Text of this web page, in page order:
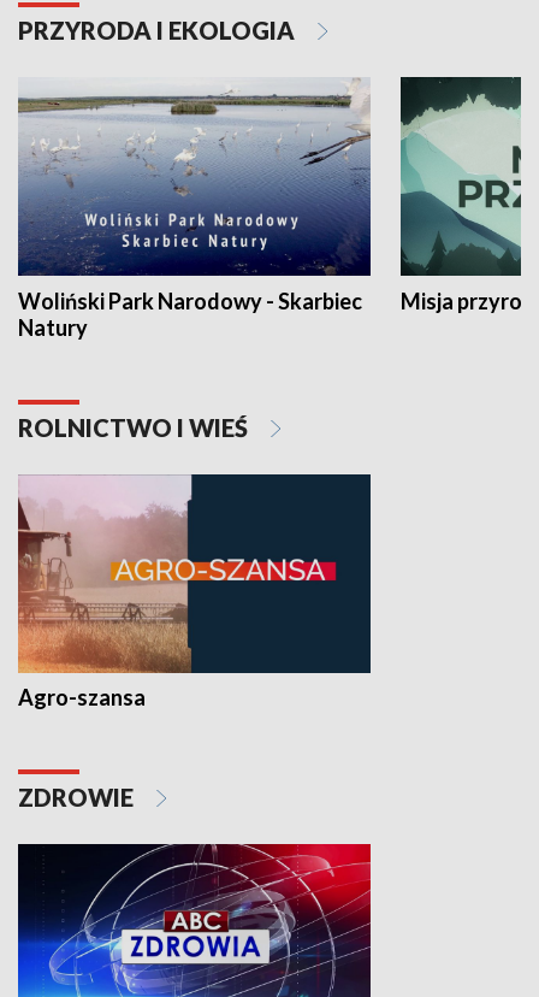
PRZYRODA I EKOLOGIA
Woliński Park Narodowy - Skarbiec
Natury
Misja
ROLNICTWO I WIEŚ
Agro-szansa
ZDROWIE